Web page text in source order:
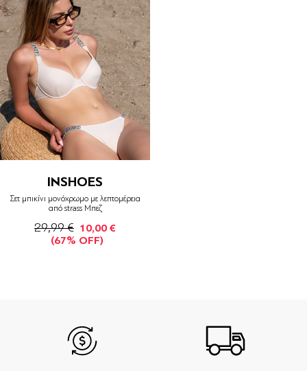
INSHOES
Σετ μπικίνι μονόχρωμο με λεπτομέρεια
από strass Μπεζ
29,99 € 10,00 €
(67% OFF)